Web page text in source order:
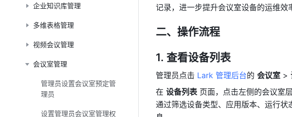
企业知识库管理
多维表格管理
视频会议管理
会议室管理
管理员设置会议室预定管
理员
设置管理员会议室管理权
记录，进一步提升会议室设备的运维效
二、操作流程
查看设备列表
管理员点击 Lark 管理后台的 会议室 >
在 设备列表 页面，点击左侧的会议室
通过筛选设备类型、应用版本、运行